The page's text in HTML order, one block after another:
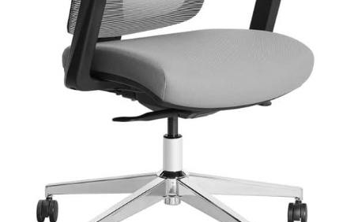
En outre, nous offrons
un service client
gratuit de 30 jours et
une garantie de
qualité de 12 mois
extra long conçu pour
deux moniteurs.